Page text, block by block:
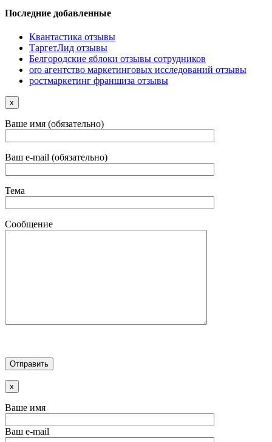
Последние добавленные
Квантастика отзывы
ТаргетЛид отзывы
Белгородские яблоки отзывы сотрудников
oro агентство маркетинговых исследований отзывы
ростмаркетинг франшиза отзывы
x
Ваше имя (обязательно)
Ваш e-mail (обязательно)
Тема
Сообщение
x
Ваше имя
Ваш e-mail